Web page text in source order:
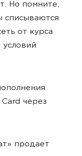
Но помните,
списываются
от курса
через
продает